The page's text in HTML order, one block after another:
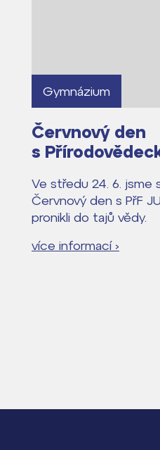
Gymnázium
Červnový den
s
Ve středu 24. 6. jsme
Červnový den s PřF
pronikli do tajů vědy.
více informací ›